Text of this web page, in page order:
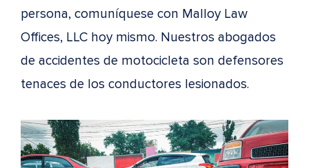
persona, comuníquese con Malloy Law
Offices, LLC hoy mismo. Nuestros abogados
de accidentes de motocicleta son defensores
tenaces de los conductores lesionados.